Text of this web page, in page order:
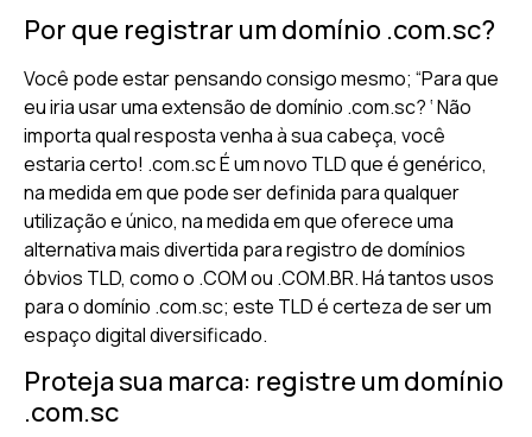
Por que registrar um domínio .com.sc?
Você pode estar pensando consigo mesmo; “Para que
eu iria usar uma extensão de domínio .com.sc? ‘ Não
importa qual resposta venha à sua cabeça, você
estaria certo! .com.sc É um novo TLD que é genérico,
na medida em que pode ser definida para qualquer
utilização e único, na medida em que oferece uma
alternativa mais divertida para registro de domínios
óbvios TLD, como o .COM ou .COM.BR. Há tantos usos
para o domínio .com.sc; este TLD é certeza de ser um
espaço digital diversificado.
Proteja sua marca: registre um domínio
.com.sc